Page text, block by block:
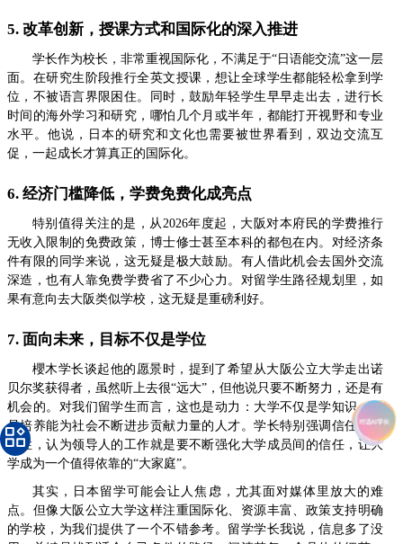
5. 改革创新，授课方式和国际化的深入推进
学长作为校长，非常重视国际化，不满足于“日语能交流”这一层
面。在研究生阶段推行全英文授课，想让全球学生都能轻松拿到学
位，不被语言界限困住。同时，鼓励年轻学生早早走出去，进行长
时间的海外学习和研究，哪怕几个月或半年，都能打开视野和专业
水平。他说，日本的研究和文化也需要被世界看到，双边交流互
促，一起成长才算真正的国际化。
6. 经济门槛降低，学费免费化成亮点
特别值得关注的是，从2026年度起，大阪对本府民的学费推行
无收入限制的免费政策，博士修士甚至本科的都包在内。对经济条
件有限的同学来说，这无疑是极大鼓励。有人借此机会去国外交流
深造，也有人靠免费学费省了不少心力。对留学生路径规划里，如
果有意向去大阪类似学校，这无疑是重磅利好。
7. 面向未来，目标不仅是学位
櫻木学长谈起他的愿景时，提到了希望从大阪公立大学走出诺
贝尔奖获得者，虽然听上去很“远大”，但他说只要不断努力，还是有
机会的。对我们留学生而言，这也是动力：大学不仅是学知识，更
是培养能为社会不断进步贡献力量的人才。学长特别强调信任的重
要性，认为领导人的工作就是要不断强化大学成员间的信任，让大
学成为一个值得依靠的“大家庭”。
其实，日本留学可能会让人焦虑，尤其面对媒体里放大的难
点。但像大阪公立大学这样注重国际化、资源丰富、政策支持明确
的学校，为我们提供了一个不错参考。留学学长我说，信息多了没